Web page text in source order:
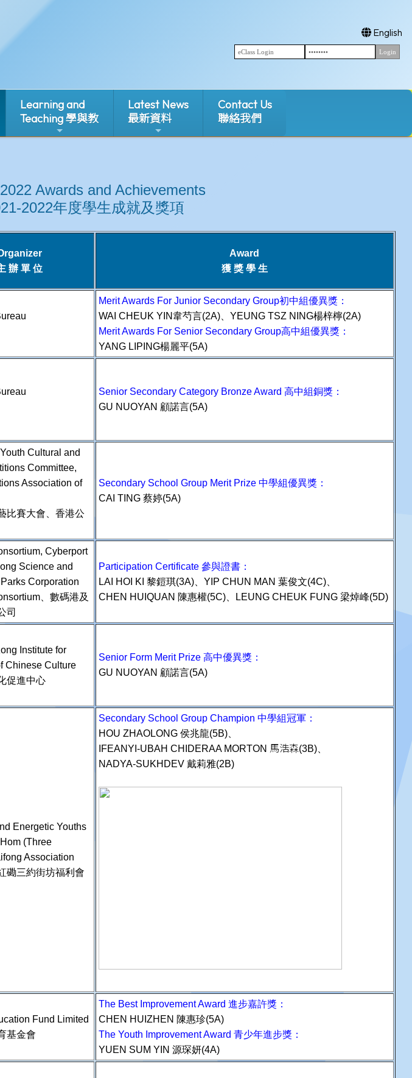
English
Learning and
Teaching 學與教
Latest News
最新資料
Contact Us
聯絡我們
Awards and Achievements
2022年度學生成就及獎項
辦 單 位
Award
獲 獎 學 生
Merit Awards For Junior Secondary Group初中組優異獎：
WAI CHEUK YIN韋芍言(2A)、YEUNG TSZ NING楊梓檸(2A)
Merit Awards For Senior Secondary Group高中組優異獎：
YANG LIPING楊麗平(5A)
Senior Secondary Category Bronze Award 高中組銅獎：
GU NUOYAN 顧諾言(5A)
Cultural and
Committee,
Association of
比賽大會、香港公
Secondary School Group Merit Prize中學組優異獎：
CAI TING 蔡婷(5A)
Cyberport
Science and
Corporation
、數碼港及
司
Participation Certificate 參與證書：
LAI HOI KI 黎鎧琪(3A)、YIP CHUN MAN 葉俊文(4C)、
CHEN HUIQUAN 陳惠權(5C)、LEUNG CHEUK FUNG 梁焯峰(5D)
Institute for
Chinese Culture
促進中心
Senior Form Merit Prize 高中優異獎：
GU NUOYAN 顧諾言(5A)
Energetic Youths
(Three
Association
磡三約街坊福利會
Secondary School Group Champion 中學組冠軍：
HOU ZHAOLONG 侯兆龍(5B)、
IFEANYI-UBAH CHIDERAA MORTON 馬浩森(3B)、
NADYA-SUKHDEV 戴莉雅(2B)
Fund Limited
基金會
The Best Improvement Award 進步嘉許獎：
CHEN HUIZHEN 陳惠珍(5A)
The Youth Improvement Award 青少年進步獎：
YUEN SUM YIN 源琛妍(4A)